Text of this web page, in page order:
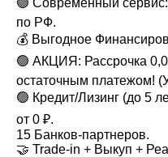
по РФ.
💰 Выгодное
🟢 АКЦИЯ: Рассрочка
остаточным платежом!
🟢 Кредит/Лизинг (до 5
от 0 ₽.
15 Банков-партнеров.
🤝 Trade-in + Выкуп +